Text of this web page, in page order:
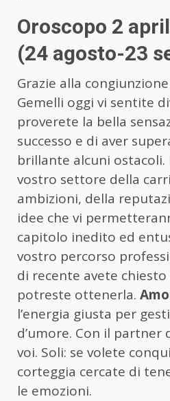
Oroscopo 2
(24 agosto-23
Grazie alla
Gemelli oggi vi sentite
proverete la bella
successo e di aver
brillante alcuni
vostro settore della
ambizioni, della
idee che vi
capitolo inedito ed
vostro percorso
di recente avete
potreste ottenerla.
l’energia giusta per
d’umore. Con il
voi. Soli: se volete
corteggia cercate di
le emozioni.